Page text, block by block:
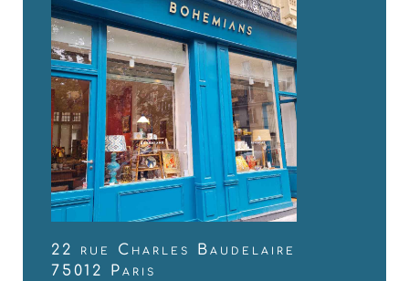
22 rue Charles Baudelaire
75012 Paris